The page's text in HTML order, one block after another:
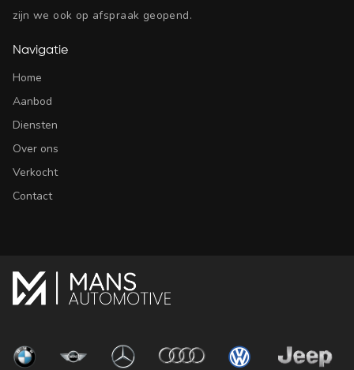
zijn we ook op afspraak geopend.
Navigatie
Home
Aanbod
Diensten
Over ons
Verkocht
Contact